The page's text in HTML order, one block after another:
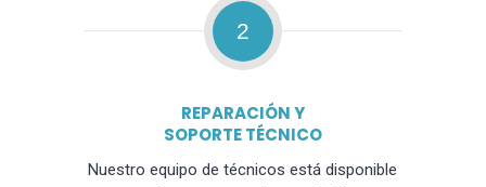
2
REPARACIÓN Y
SOPORTE TÉCNICO
Nuestro equipo de técnicos está disponible